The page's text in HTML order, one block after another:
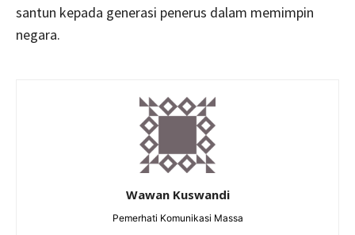
santun kepada generasi penerus dalam memimpin
negara.
Wawan Kuswandi
Pemerhati Komunikasi Massa